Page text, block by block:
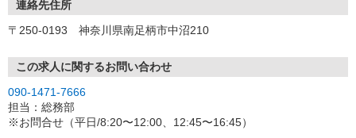
面接日を設定（メール）
※応募・業務の状況により事前に書類審査を行う場合がございま
す。
応可）
→健康診断
→内定！
→お仕事スタート！
※面接日や勤務開始日もお気軽にご相談ください。
連絡先住所
〒250-0193 神奈川県南足柄市中沼210
この求人に関するお問い合わせ
090-1471-7666
担当：総務部
※お問合せ（平日/8:20〜12:00、12:45〜16:45）